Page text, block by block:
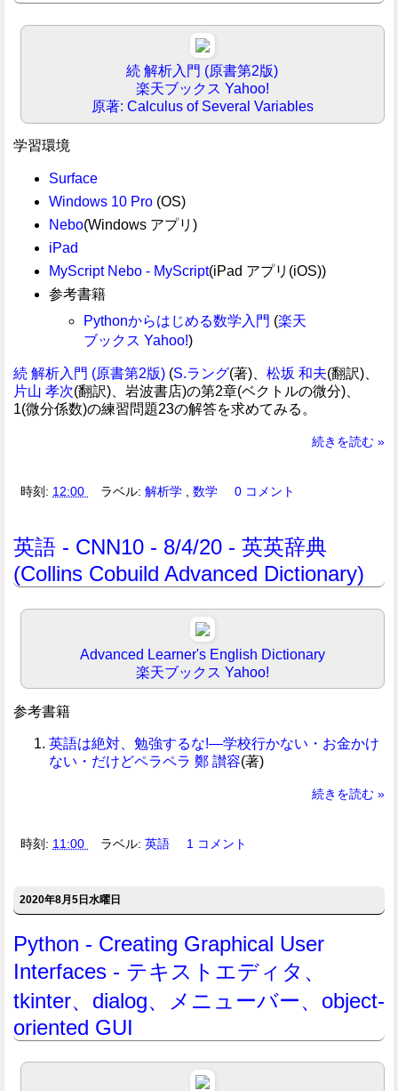
続 解析入門 (原書第2版)
楽天ブックス Yahoo!
原著: Calculus of Several Variables
学習環境
Surface
Windows 10 Pro(OS)
Nebo(Windows アプリ)
iPad
MyScript Nebo - MyScript(iPad アプリ(iOS))
参考書籍
Pythonからはじめる数学入門 (楽天
ブックス Yahoo!)
続 解析入門 (原書第2版) (S.ラング(著)、 松坂 和夫(翻訳)、
片山 孝次(翻訳)、岩波書店)の第2章(ベクトルの微分)、
1(微分係数)の練習問題23の解答を求めてみる。
続きを読む »
時刻: 12:00 ラベル:解析学 ,数学 0 コメント
英語 - CNN10 - 8/4/20 - 英英辞典
(Collins Cobuild Advanced Dictionary)
Advanced Learner's English Dictionary
楽天ブックス Yahoo!
参考書籍
英語は絶対、勉強するな!―学校行かない・お金かけ
ない・だけどペラペラ 鄭 讃容(著)
続きを読む »
時刻: 11:00 ラベル:英語 1 コメント
2020年8月5日水曜日
Python - Creating Graphical User
Interfaces - テキストエディタ、
tkinter、dialog、メニューバー、object-
oriented GUI